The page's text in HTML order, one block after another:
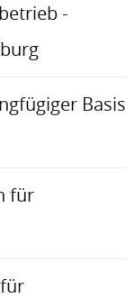
-
Basis
für